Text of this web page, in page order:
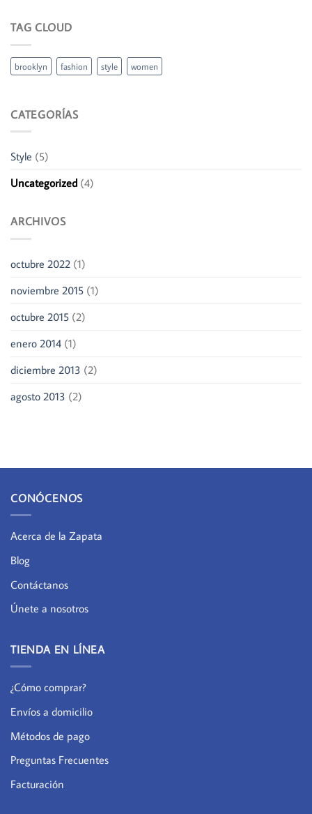
TAG CLOUD
brooklyn fashion style women
CATEGORÍAS
Style (5)
Uncategorized (4)
ARCHIVOS
octubre 2022 (1)
noviembre 2015 (1)
octubre 2015 (2)
enero 2014 (1)
diciembre 2013 (2)
agosto 2013 (2)
CONÓCENOS
Acerca de la Zapata
Blog
Contáctanos
Únete a nosotros
TIENDA EN LÍNEA
¿Cómo comprar?
Envíos a domicilio
Métodos de pago
Preguntas Frecuentes
Facturación